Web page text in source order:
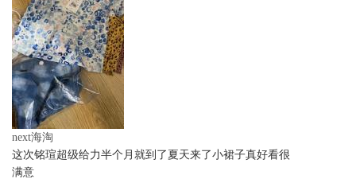
next海淘
这次铭瑄超级给力半个月就到了夏天来了小裙子真好看很
满意